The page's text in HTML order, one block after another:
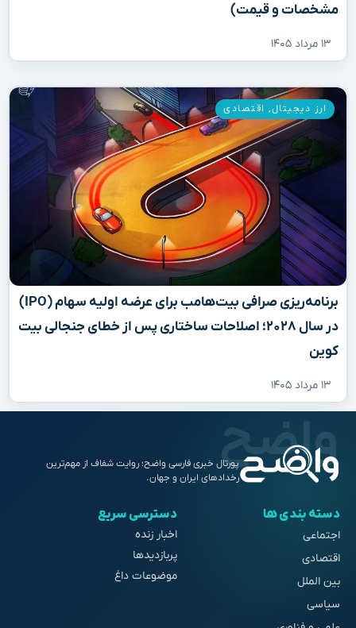
مشخصات و قیمت)
۱۳ مرداد ۱۴۰۵
برنامه‌ریزی صرافی بیت‌هامب برای عرضه اولیه سهام (IPO)
در سال ۲۰۲۸؛ اصلاحات ساختاری پس از خطای جنجالی بیت
کوین
۱۳ مرداد ۱۴۰۵
ارز دیجیتال, اقتصادی
پورتال خبری فارسی واضح؛ روایت شفاف از مهم‌ترین
رخدادهای ایران و جهان.
دسته بندی ها
اجتماعی
اقتصادی
بین الملل
سیاسی
دسترسی سریع
اخبار زنده
پربازدیدها
موضوعات داغ